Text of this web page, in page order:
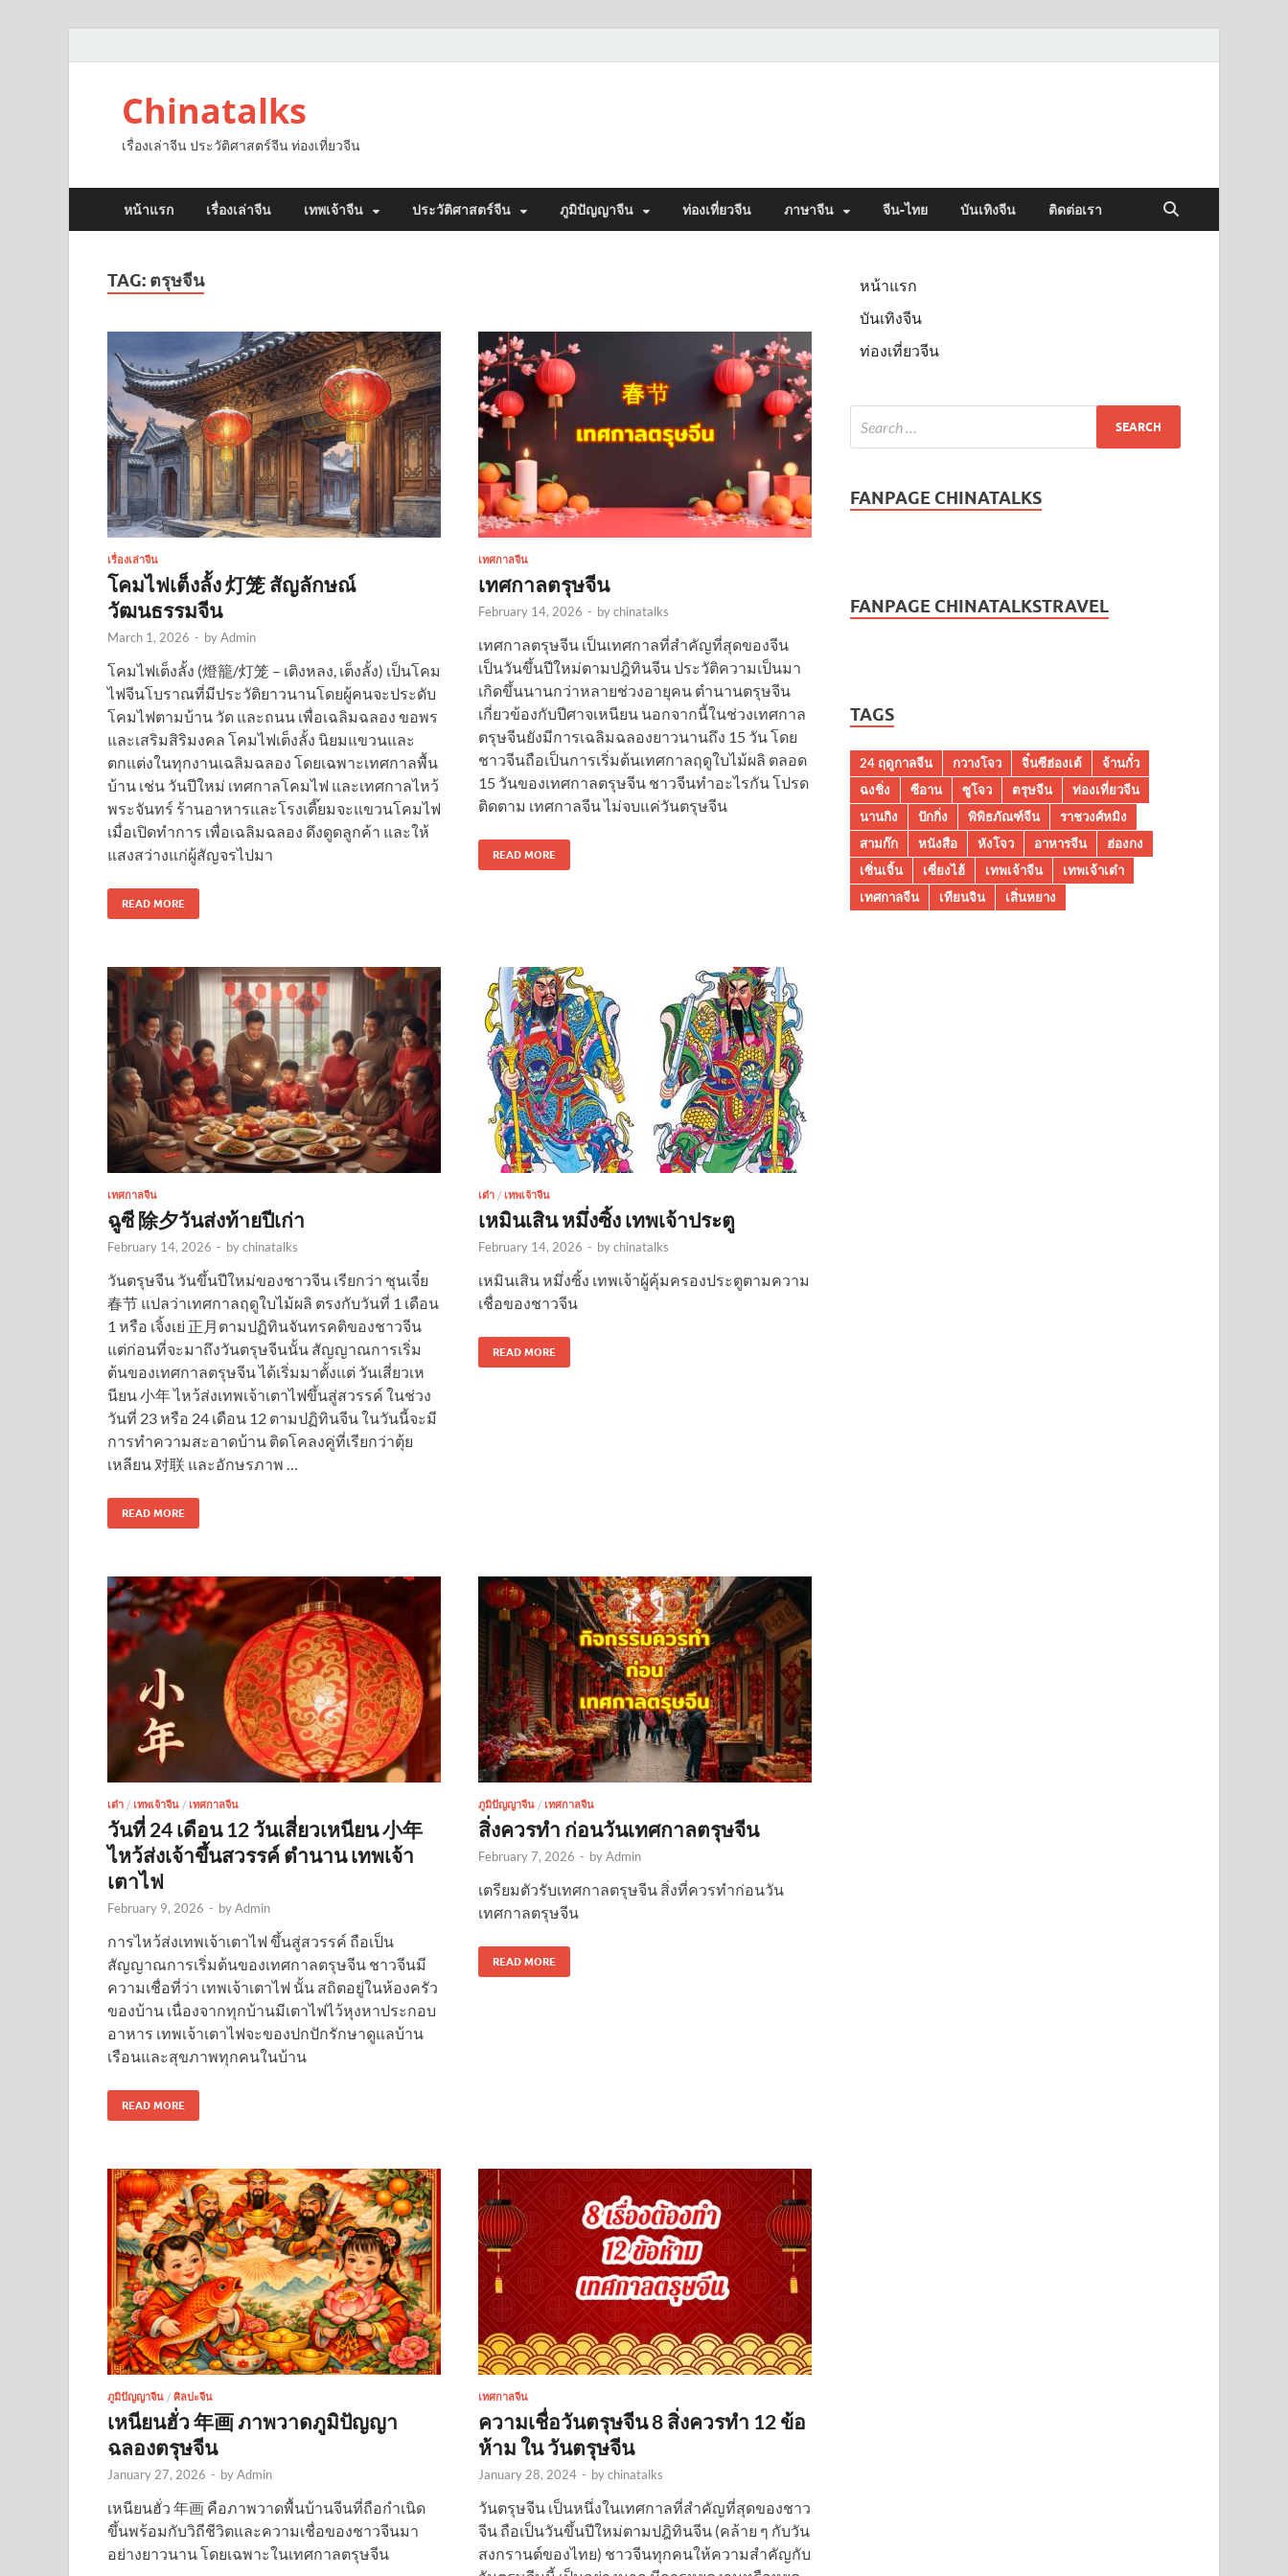
Chinatalks
เรื่องเล่าจีน ประวัติศาสตร์จีน ท่องเที่ยวจีน
หน้าแรก เรื่องเล่าจีน เทพเจ้าจีน ประวัติศาสตร์จีน ภูมิปัญญาจีน ท่องเที่ยวจีน ภาษาจีน จีน-ไทย บันเทิงจีน ติดต่อเรา
TAG: ตรุษจีน
เรื่องเล่าจีน
โคมไฟเต็งลั้ง 灯笼 สัญลักษณ์
วัฒนธรรมจีน
March 1, 2026 - byAdmin
โคมไฟเต็งลั้ง (燈籠/灯笼 – เติงหลง, เต็งลั้ง) เป็นโคม
ไฟจีนโบราณที่มีประวัติยาวนานโดยผู้คนจะประดับ
โคมไฟตามบ้าน วัด และถนน เพื่อเฉลิมฉลอง ขอพร
และเสริมสิริมงคล โคมไฟเต็งลั้ง นิยมแขวนและ
ตกแต่งในทุกงานเฉลิมฉลอง โดยเฉพาะเทศกาลพื้น
บ้าน เช่น วันปีใหม่ เทศกาลโคมไฟ และเทศกาลไหว้
พระจันทร์ ร้านอาหารและโรงเตี๊ยมจะแขวนโคมไฟ
เมื่อเปิดทำการ เพื่อเฉลิมฉลอง ดึงดูดลูกค้า และให้
แสงสว่างแก่ผู้สัญจรไปมา
READ MORE
เทศกาลจีน
เทศกาลตรุษจีน
February 14, 2026 - bychinatalks
เทศกาลตรุษจีน เป็นเทศกาลที่สำคัญที่สุดของจีน
เป็นวันขึ้นปีใหม่ตามปฎิทินจีน ประวัติความเป็นมา
เกิดขึ้นนานกว่าหลายช่วงอายุคน ตำนานตรุษจีน
เกี่ยวข้องกับปีศาจเหนียน นอกจากนี้ในช่วงเทศกาล
ตรุษจีนยังมีการเฉลิมฉลองยาวนานถึง 15 วัน โดย
ชาวจีนถือเป็นการเริ่มต้นเทศกาลฤดูใบไม้ผลิ ตลอด
15 วันของเทศกาลตรุษจีน ชาวจีนทำอะไรกัน โปรด
ติดตาม เทศกาลจีน ไม่จบแค่วันตรุษจีน
READ MORE
เทศกาลจีน
ฉูซี 除夕วันส่งท้ายปีเก่า
February 14, 2026 - bychinatalks
วันตรุษจีน วันขึ้นปีใหม่ของชาวจีน เรียกว่า ชุนเจี๋ย
春节 แปลว่าเทศกาลฤดูใบไม้ผลิ ตรงกับวันที่ 1 เดือน
1 หรือ เจิ้งเย่ 正月ตามปฏิทินจันทรคติของชาวจีน
แต่ก่อนที่จะมาถึงวันตรุษจีนนั้น สัญญาณการเริ่ม
ต้นของเทศกาลตรุษจีน ได้เริ่มมาตั้งแต่ วันเสี่ยวเห
นียน 小年 ไหว้ส่งเทพเจ้าเตาไฟขึ้นสู่สวรรค์ ในช่วง
วันที่ 23 หรือ 24 เดือน 12 ตามปฏิทินจีน ในวันนี้จะมี
การทำความสะอาดบ้าน ติดโคลงคู่ที่เรียกว่าตุ้ย
เหลียน 对联 และอักษรภาพ …
READ MORE
เต๋า / เทพเจ้าจีน
เหมินเสิน หมึ่งซิ้ง เทพเจ้าประตู
February 14, 2026 - bychinatalks
เหมินเสิน หมึ่งซิ้ง เทพเจ้าผู้คุ้มครองประตูตามความ
เชื่อของชาวจีน
READ MORE
เต๋า / เทพเจ้าจีน / เทศกาลจีน
วันที่ 24 เดือน 12 วันเสี่ยวเหนียน 小年
ไหว้ส่งเจ้าขึ้นสวรรค์ ตำนาน เทพเจ้า
เตาไฟ
February 9, 2026 - byAdmin
การไหว้ส่งเทพเจ้าเตาไฟ ขึ้นสู่สวรรค์ ถือเป็น
สัญญาณการเริ่มต้นของเทศกาลตรุษจีน ชาวจีนมี
ความเชื่อที่ว่า เทพเจ้าเตาไฟ นั้น สถิตอยู่ในห้องครัว
ของบ้าน เนื่องจากทุกบ้านมีเตาไฟไว้หุงหาประกอบ
อาหาร เทพเจ้าเตาไฟจะของปกปักรักษาดูแลบ้าน
เรือนและสุขภาพทุกคนในบ้าน
READ MORE
ภูมิปัญญาจีน / เทศกาลจีน
สิ่งควรทำ ก่อนวันเทศกาลตรุษจีน
February 7, 2026 - byAdmin
เตรียมตัวรับเทศกาลตรุษจีน สิ่งที่ควรทำก่อนวัน
เทศกาลตรุษจีน
READ MORE
ภูมิปัญญาจีน / ศิลปะจีน
เหนียนฮั่ว 年画 ภาพวาดภูมิปัญญา
ฉลองตรุษจีน
January 27, 2026 - byAdmin
เหนียนฮั่ว 年画 คือภาพวาดพื้นบ้านจีนที่ถือกำเนิด
ขึ้นพร้อมกับวิถีชีวิตและความเชื่อของชาวจีนมา
อย่างยาวนาน โดยเฉพาะในเทศกาลตรุษจีน
เทศกาลจีน
ความเชื่อวันตรุษจีน 8 สิ่งควรทำ 12 ข้อ
ห้าม ใน วันตรุษจีน
January 28, 2024 - bychinatalks
วันตรุษจีน เป็นหนึ่งในเทศกาลที่สำคัญที่สุดของชาว
จีน ถือเป็นวันขึ้นปีใหม่ตามปฎิทินจีน (คล้าย ๆ กับวัน
สงกรานต์ของไทย) ชาวจีนทุกคนให้ความสำคัญกับ
หน้าแรก
บันเทิงจีน
ท่องเที่ยวจีน
FANPAGE CHINATALKS
FANPAGE CHINATALKSTRAVEL
TAGS
24 ฤดูกาลจีน กวางโจว จิ๋นซีฮ่องเต้
จ้านกั๋ว
ฉงชิ่ง
ซีอาน ซูโจว ตรุษจีน
ท่องเที่ยวจีน
นานกิง
ปักกิ่ง พิพิธภัณฑ์จีน
ราชวงศ์หมิง
สามก๊ก
หนังสือ หังโจว อาหารจีน
ฮ่องกง
เซิ่นเจิ้น
เซี่ยงไฮ้ เทพเจ้าจีน
เทพเจ้าเต๋า
เทศกาลจีน
เทียนจิน เสิ่นหยาง